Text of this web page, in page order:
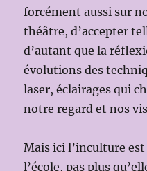
forcément aussi sur
théâtre, d’accepter
d’autant que la
évolutions des
laser, éclairages qui
notre regard et nos
Mais ici l’inculture
l’école, pas plus